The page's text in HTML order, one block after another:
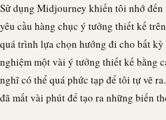
Sử dụng Midjourney khiến tôi nhớ
yêu cầu hàng chục ý tưởng thiết kế
quá trình lựa chọn hướng đi cho bất
nghiệm một vài ý tưởng thiết kế bằng
nghĩ có thể quá phức tạp để tôi tự vẽ
đã mất vài phút để tạo ra những biến